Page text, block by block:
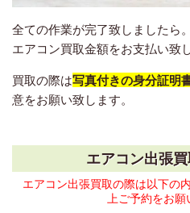
全ての作業が完了致しましたら
エアコン買取金額をお支払い致
買取の際は写真付きの身分証明
意をお願い致します。
エアコン出張
エアコン出張買取の際は以下の
上ご予約をお願